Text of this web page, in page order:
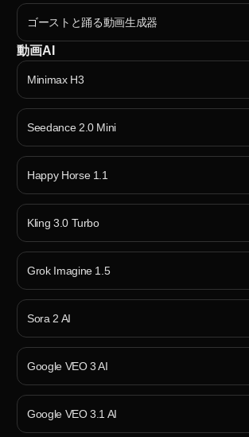
ゴーストと踊る動画生成器
動画AI
Minimax H3
Seedance 2.0 Mini
Happy Horse 1.1
Kling 3.0 Turbo
Grok Imagine 1.5
Sora 2 AI
Google VEO 3 AI
Google VEO 3.1 AI